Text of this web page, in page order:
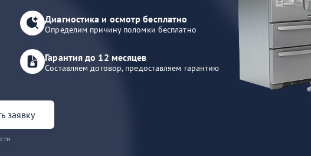
Диагностика и осмотр бесплатно
Определим причину поломки бесплатно
Гарантия до 12 месяцев
Составляем договор, предоставляем гарантию
заявку